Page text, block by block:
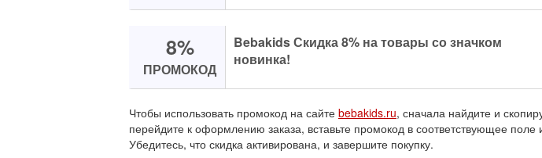
8%
ПРОМОКОД
Bebakids Скидка 8% на товары со значком
новинка!
Чтобы использовать промокод на сайте bebakids.ru, сначала найдите и
перейдите к оформлению заказа, вставьте промокод в соответствующее поле
Убедитесь, что скидка активирована, и завершите покупку.